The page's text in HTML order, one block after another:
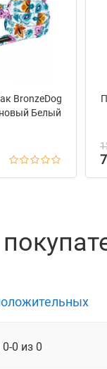
BronzeDog
Белый
0 из 0